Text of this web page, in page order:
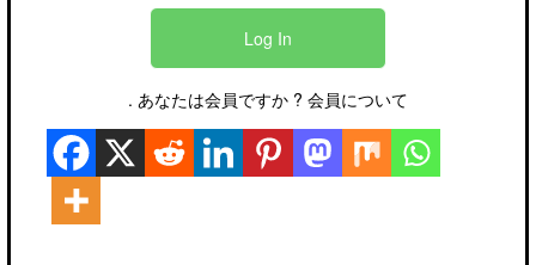
Log In
. あなたは会員ですか ? 会員について